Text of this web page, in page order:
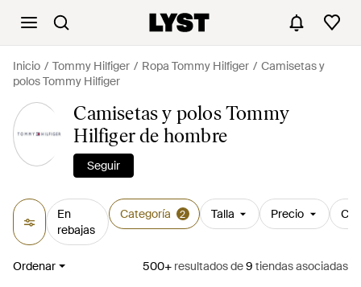
Inicio Tommy Hilfiger Ropa Tommy Hilfiger
Camisetas y
polos Tommy Hilfiger
Camisetas y polos Tommy
Hilfiger de hombre
Seguir
En
rebajas
Categoría 2 Talla Precio
Ordenar 500+ resultadosde9 tiendas asociadas